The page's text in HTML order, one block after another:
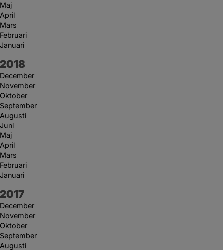
Maj
April
Mars
Februari
Januari
År:
2018
December
November
Oktober
September
Augusti
Juni
Maj
April
Mars
Februari
Januari
År:
2017
December
November
Oktober
September
Augusti